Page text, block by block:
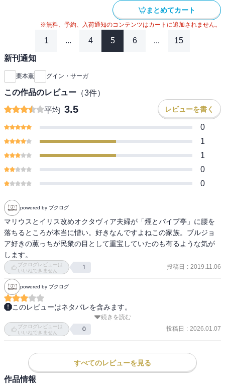
まとめてカート
※無料、予約、入荷通知のコンテンツはカートに追加されません。
1 ... 4 5 6 ... 15
新刊通知
栗本薫 グイン・サーガ
この作品のレビュー （3件）
平均 3.5 レビューを書く
0
1
1
0
0
powered by ブクログ
マリウスとイリス改めオクタヴィア夫婦が「煙とパイプ亭」に腰を
落ちるところが本当に憎い。好きなんですよねこの家族。ブルジョ
ア好きの薫っちが民衆の目として重宝していたのも有るような気が
します。
ブクログレビューは
いいねできません
1 投稿日 : 2019.11.06
powered by ブクログ
このレビューはネタバレを含みます。
アルド・ナリスとリンダの結婚式。各国ね使節が次々とクリスタル
の都を訪れるが、リンダだ期待していたグインの姿がなかった。
に住み込む事になり、家族同様に愛されるが…。ゴロタの息子ダン
続きを読む
ブクログレビューは
いいねできません
0 投稿日 : 2026.01.07
すべてのレビューを見る
作品情報